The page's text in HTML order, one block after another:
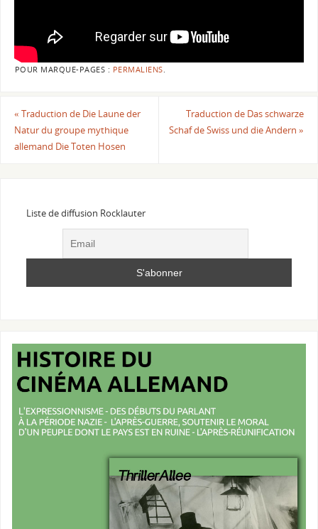
POUR MARQUE-PAGES : PERMALIENS.
« Traduction de Die Laune der
Natur du groupe mythique
allemand Die Toten Hosen
Traduction de Das schwarze
Schaf de Swiss und die Andern»
Liste de diffusion Rocklauter